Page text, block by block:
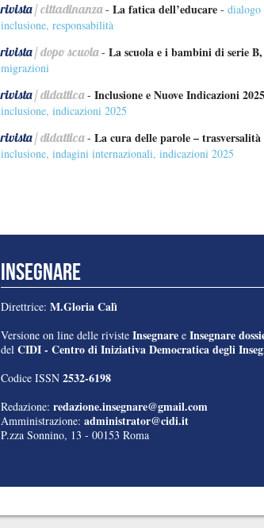
rivista/ cittadinanza- La fatica dell’educare - dialogo
inclusione, responsabilità
rivista/ dopo scuola- La scuola e i bambini di serie
migrazioni
rivista/ didattica- Inclusione e Nuove Indicazioni 2025
inclusione, indicazioni 2025
rivista/ didattica- La cura delle parole – trasversalità
inclusione, indagini internazionali, indicazioni 2025
INSEGNARE
Direttrice: M.Gloria Calì
Versione on line delle riviste Insegnare e Insegnare
del CIDI - Centro di Iniziativa Democratica degli
Codice ISSN 2532-6198
Redazione: redazione.insegnare@gmail.com
Amministrazione: administrator@cidi.it
P.zza Sonnino, 13 - 00153 Roma